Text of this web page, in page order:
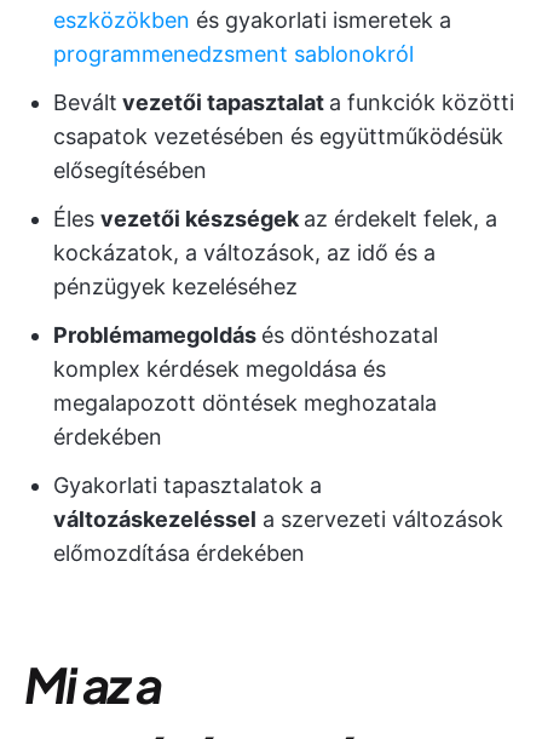
eszközökben és gyakorlati ismeretek a
programmenedzsment sablonokról
Bevált vezetői tapasztalat a funkciók közötti
csapatok vezetésében és együttműködésük
elősegítésében
Éles vezetői készségek az érdekelt felek, a
kockázatok, a változások, az idő és a
pénzügyek kezeléséhez
Problémamegoldás és döntéshozatal
komplex kérdések megoldása és
megalapozott döntések meghozatala
érdekében
Gyakorlati tapasztalatok a
változáskezeléssel a szervezeti változások
előmozdítása érdekében
Mi az a